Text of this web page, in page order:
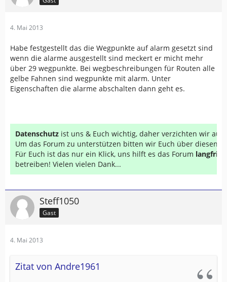
4. Mai 2013
Habe festgestellt das die Wegpunkte auf alarm gesetzt sind
wenn die alarme ausgestellt sind meckert er micht mehr
über 29 wegpunkte. Bei wegbeschreibungen für Routen alle
gelbe Fahnen sind wegpunkte mit alarm. Unter
Eigenschaften die alarme abschalten dann geht es.
Datenschutz ist uns & Euch wichtig, daher verzichten wir auf
Um das Forum zu unterstützen bitten wir Euch über diesen
Für Euch ist das nur ein Klick, uns hilft es das Forum
betreiben! Vielen vielen Dank...
Steff1050
Gast
4. Mai 2013
Zitat von Andre1961